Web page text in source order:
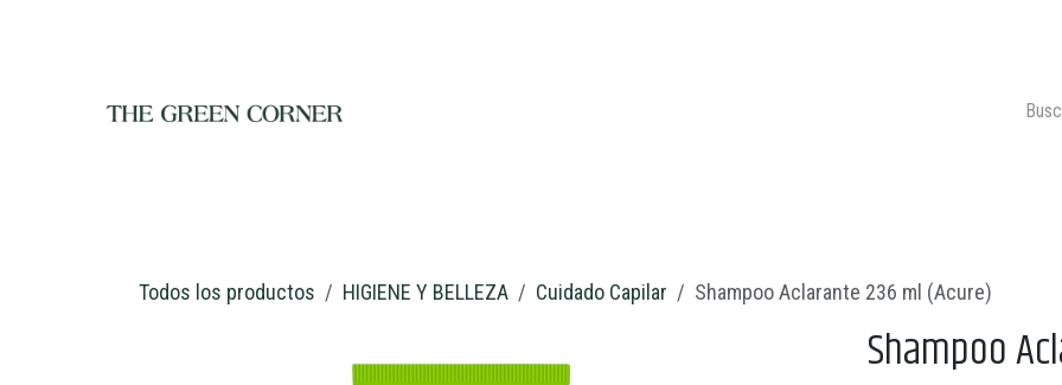
Todos los productos HIGIENE Y BELLEZA Cuidado Capilar Shampoo Aclarante 236 ml (Acure)
Shampoo